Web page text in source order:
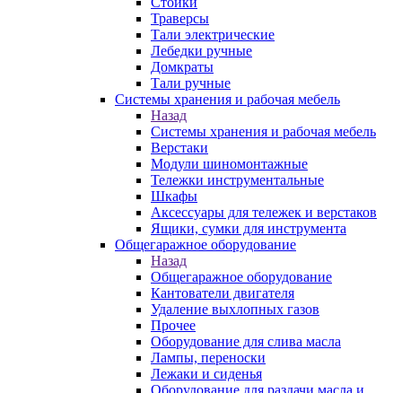
Траверсы
Тали электрические
Лебедки ручные
Домкраты
Тали ручные
Системы хранения и рабочая мебель
Назад
Системы хранения и рабочая мебель
Верстаки
Модули шиномонтажные
Тележки инструментальные
Шкафы
Аксессуары для тележек и верстаков
Ящики, сумки для инструмента
Общегаражное оборудование
Назад
Общегаражное оборудование
Кантователи двигателя
Удаление выхлопных газов
Прочее
Оборудование для слива масла
Лампы, переноски
Лежаки и сиденья
Оборудование для раздачи масла и